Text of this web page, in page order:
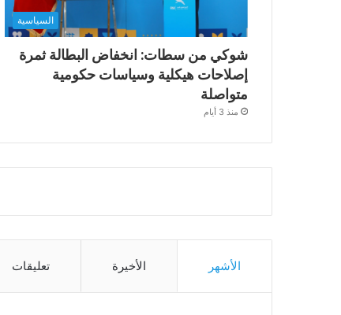
السياسية
شوكي من سطات: انخفاض البطالة ثمرة
إصلاحات هيكلية وسياسات حكومية
متواصلة
منذ 3 أيام
الأشهر الأخيرة تعليقات